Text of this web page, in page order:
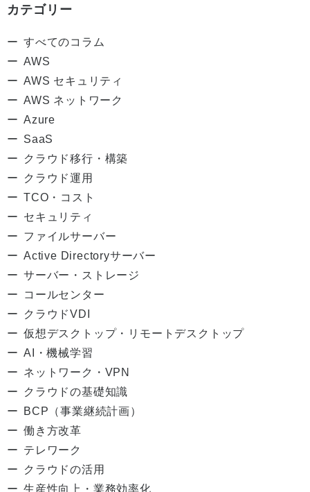
カテゴリー
すべてのコラム
AWS
AWS セキュリティ
AWS ネットワーク
Azure
SaaS
クラウド移行・構築
クラウド運用
TCO・コスト
セキュリティ
ファイルサーバー
Active Directoryサーバー
サーバー・ストレージ
コールセンター
クラウドVDI
仮想デスクトップ・リモートデスクトップ
AI・機械学習
ネットワーク・VPN
クラウドの基礎知識
BCP（事業継続計画）
働き方改革
テレワーク
クラウドの活用
生産性向上・業務効率化